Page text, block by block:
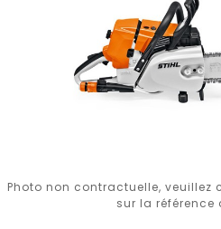
Photo non contractuelle,
sur la référence